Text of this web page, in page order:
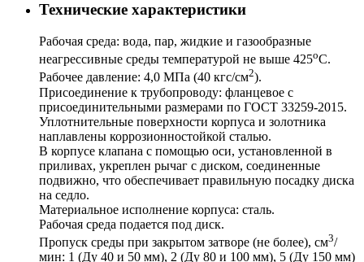
Технические характеристики
Рабочая среда: вода, пар, жидкие и газообразные
неагрессивные среды температурой не выше 425оС.
Рабочее давление: 4,0 МПа (40 кгс/см2).
Присоединение к трубопроводу: фланцевое с
присоединительными размерами по ГОСТ 33259-2015.
Уплотнительные поверхности корпуса и золотника
наплавлены коррозионностойкой сталью.
В корпусе клапана с помощью оси, установленной в
приливах, укреплен рычаг с диском, соединенные
подвижно, что обеспечивает правильную посадку диска
на седло.
Материальное исполнение корпуса: сталь.
Рабочая среда подается под диск.
Пропуск среды при закрытом затворе (не более), см3/
мин: 1 (Ду 40 и 50 мм), 2 (Ду 80 и 100 мм), 5 (Ду 150 мм)